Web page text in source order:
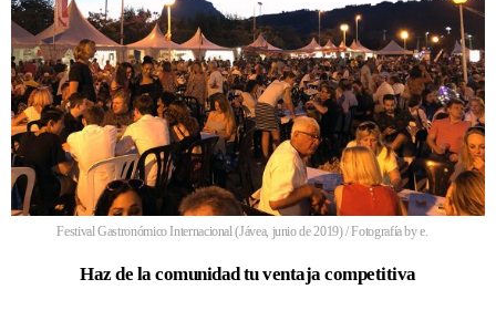
Festival Gastronómico Internacional (Jávea, junio de 2019) / Fotografía by e.
Haz de la comunidad tu ventaja competitiva